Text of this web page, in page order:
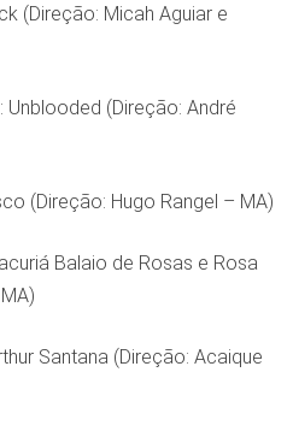
(Direção: Micah Aguiar e
(Direção: André
(Direção: Hugo Rangel – MA)
Balaio de Rosas e Rosa
Santana (Direção: Acaique